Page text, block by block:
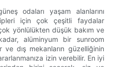
odaları yaşam alanlarını
için çok çeşitli faydalar
yönlülükten düşük bakım ve
alüminyum bir sunroom
dış mekanların güzelliğinin
izin verebilir. En iyi